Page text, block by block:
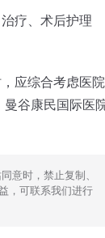
疗、术后护理
应综合考虑医院
谷康民国际医
意时，禁止复制、
，可联系我们进行